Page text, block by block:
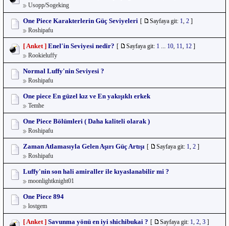
Usopp/Sogeking
One Piece Karakterlerin Güç Seviyeleri [ Sayfaya git: 1 2 ]
Roshipafu
[ Anket ] Enel'in Seviyesi nedir? [ Sayfaya git: 1 10 11 12 ]
Rookieluffy
Normal Luffy'nin Seviyesi ?
Roshipafu
One piece En güzel kız ve En yakışıklı erkek
Temhe
One Piece Bölümleri ( Daha kaliteli olarak )
Roshipafu
Zaman Atlamasıyla Gelen Aşırı Güç Artışı [ Sayfaya git: 1 2 ]
Roshipafu
Luffy'nin son hali amiraller ile kıyaslanabilir mi ?
moonlightknight01
One Piece 894
lostgem
[ Anket ] Savunma yönü en iyi shichibukai ? [ Sayfaya git: 1 2 3 ]